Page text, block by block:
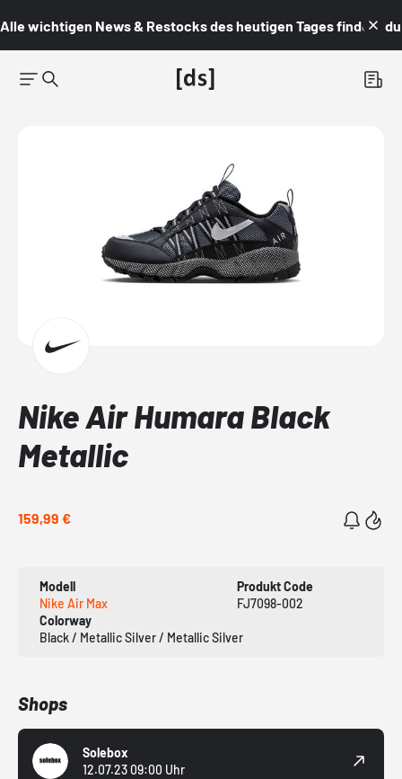
Alle wichtigen News & Restocks des heutigen Tages findest du
Nike Air Humara Black
Metallic
159,99 €
Modell
Nike Air Max
Produkt Code
FJ7098-002
Colorway
Black / Metallic Silver / Metallic Silver
Shops
Solebox
12.07.23 09:00 Uhr